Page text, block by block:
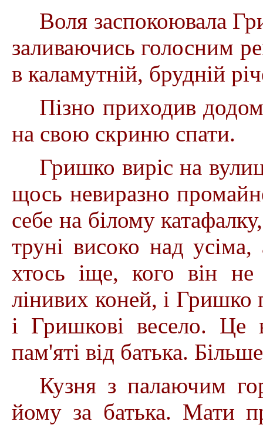
Воля заспокоювала
заливаючись голосним
в каламутній, брудній
Пізно приходив
на свою скриню спати.
Гришко виріс на
щось невиразно
себе на білому
труні високо над
хтось іще, кого він не
лінивих коней, і Гришко
і Гришкові весело.
пам'яті від батька.
Кузня з палаючим
йому за батька. Мати